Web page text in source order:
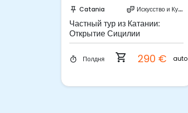
push_pin Catania theater_comedy Искусство и Культура
Частный тур из Катании:
Открытие Сицилии
timer Полдня shopping_cart 290 € auto